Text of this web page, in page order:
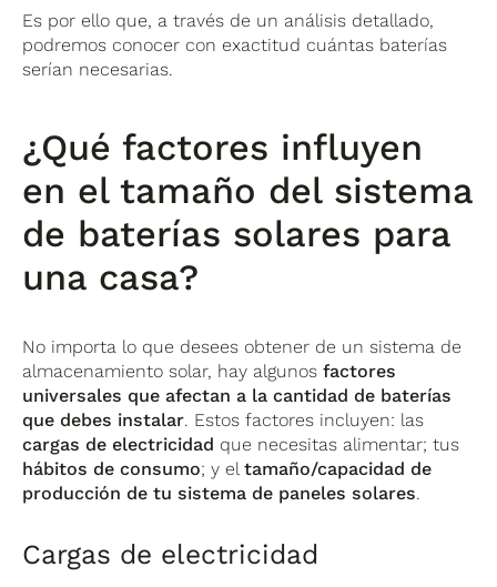
Es por ello que, a través de un análisis detallado,
podremos conocer con exactitud cuántas baterías
serían necesarias.
¿Qué factores influyen
en el tamaño del sistema
de baterías solares para
una casa?
No importa lo que desees obtener de un sistema de
almacenamiento solar, hay algunosfactores
universales que afectan a la cantidad de baterías
que debes instalar. Estos factores incluyen: las
cargas de electricidad que necesitas alimentar; tus
hábitos de consumo; y eltamaño/capacidad de
producción de tu sistema de paneles solares.
Cargas de electricidad